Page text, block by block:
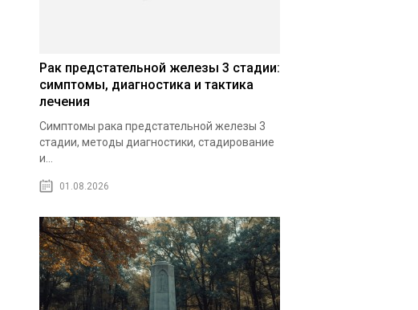
Рак предстательной железы 3 стадии:
симптомы, диагностика и тактика
лечения
Симптомы рака предстательной железы 3
стадии, методы диагностики, стадирование
и...
01.08.2026